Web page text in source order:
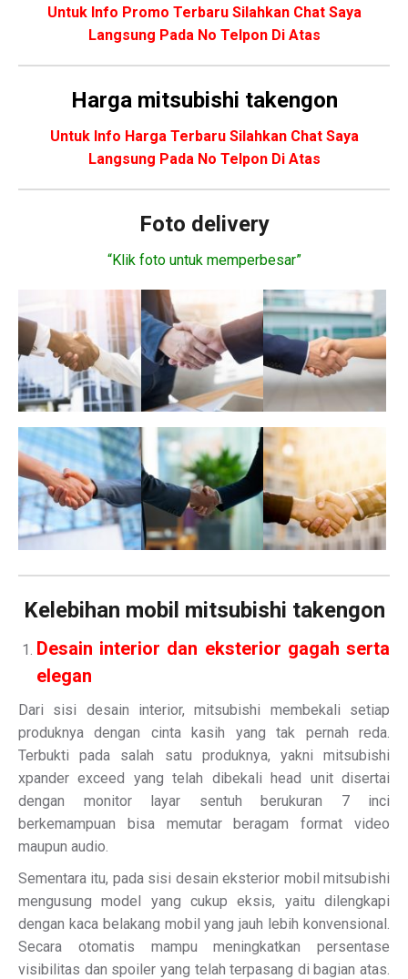
Untuk Info Promo Terbaru Silahkan Chat Saya
Langsung Pada No Telpon Di Atas
Harga mitsubishi takengon
Untuk Info Harga Terbaru Silahkan Chat Saya
Langsung Pada No Telpon Di Atas
Foto delivery
“Klik foto untuk memperbesar”
Kelebihan mobil mitsubishi takengon
Desain interior dan eksterior gagah serta
elegan
Dari sisi desain interior, mitsubishi membekali setiap
produknya dengan cinta kasih yang tak pernah reda.
Terbukti pada salah satu produknya, yakni mitsubishi
xpander exceed yang telah dibekali head unit disertai
dengan monitor layar sentuh berukuran 7 inci
berkemampuan bisa memutar beragam format video
maupun audio.
Sementara itu, pada sisi desain eksterior mobil mitsubishi
mengusung model yang cukup eksis, yaitu dilengkapi
dengan kaca belakang mobil yang jauh lebih konvensional.
Secara otomatis mampu meningkatkan persentase
visibilitas dan spoiler yang telah terpasang di bagian atas.